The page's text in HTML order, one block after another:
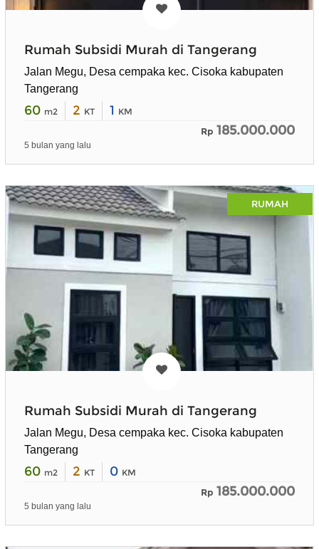
Rumah Subsidi Murah di Tangerang
Jalan Megu, Desa cempaka kec. Cisoka kabupaten
Tangerang
60 m2 2 KT 1 KM
Rp 185.000.000
5 bulan yang lalu
RUMAH
Rumah Subsidi Murah di Tangerang
Jalan Megu, Desa cempaka kec. Cisoka kabupaten
Tangerang
60 m2 2 KT 0 KM
Rp 185.000.000
5 bulan yang lalu